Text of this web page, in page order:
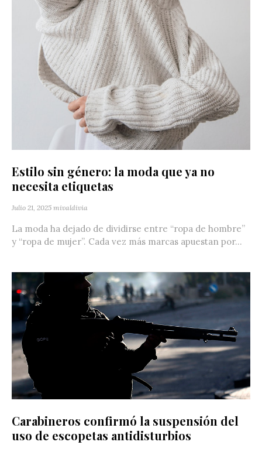
Estilo sin género: la moda que ya no
necesita etiquetas
Julio 21, 2025 mivaldivia
La moda ha dejado de dividirse entre “ropa de hombre”
y “ropa de mujer”. Cada vez más marcas apuestan por...
Carabineros confirmó la suspensión del
uso de escopetas antidisturbios